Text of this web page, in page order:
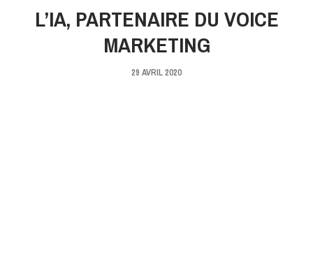
L’IA, PARTENAIRE DU VOICE
MARKETING
29 AVRIL 2020